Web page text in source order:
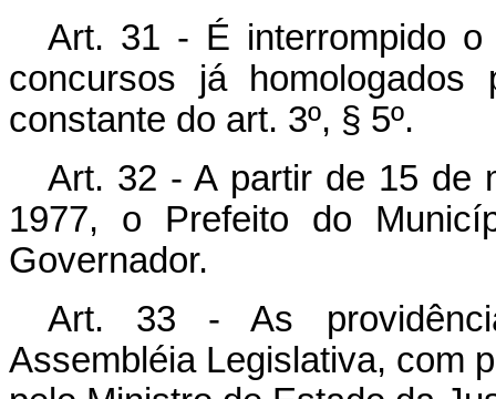
Art. 31 - É interrompido
concursos já
constante do art. 3º, § 5º.
Art. 32 - A partir de 15 de
1977, o Prefeito do
Governador.
Art. 33 - As
Assembléia Legislativa, com